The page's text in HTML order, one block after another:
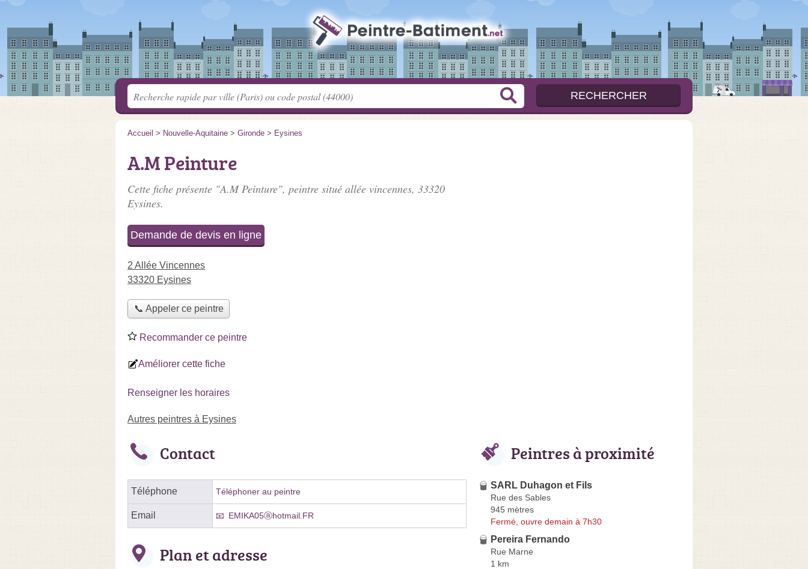
Accueil > Nouvelle-Aquitaine > Gironde > Eysines
A.M Peinture
Cette fiche présente "A.M Peinture", peintre situé allée vincennes, 33320
Eysines.
Demande de devis en ligne
2 Allée Vincennes
33320 Eysines
📞 Appeler ce peintre
Recommander ce peintre
Améliorer cette fiche
Renseigner les horaires
Autres peintres à Eysines
Contact
Téléphone Téléphoner au peintre
Email EMIKA05ⓐhotmail.FR
Plan et adresse
Peintres à proximité
SARL Duhagon et Fils
Rue des Sables
945 mètres
Fermé, ouvre demain à 7h30
Pereira Fernando
Rue Marne
1 km